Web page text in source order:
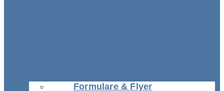
Formulare & Flyer